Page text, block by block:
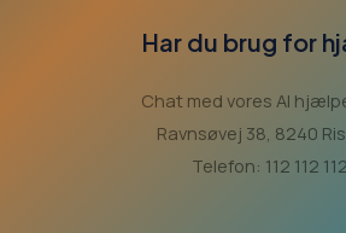
Har du brug for
Chat med vores AI
Ravnsøvej 38, 8240
Telefon: 112 112 112